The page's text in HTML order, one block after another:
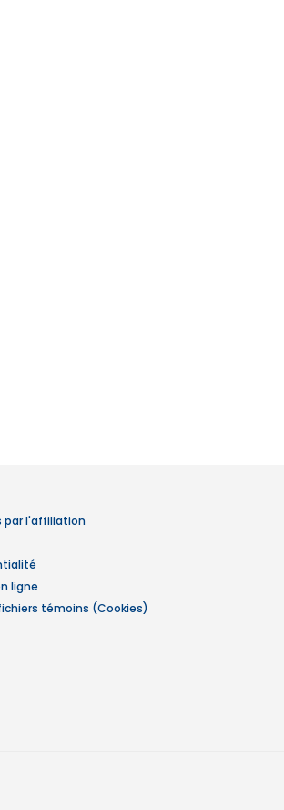
par l'affiliation
ligne
témoins (Cookies)